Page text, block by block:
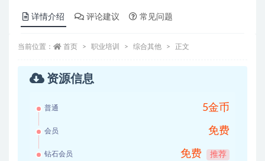
详情介绍 评论建议 常见问题
当前位置： 首页 职业培训 综合其他 正文
资源信息
普通 5金币
会员 免费
钻石会员 免费 推荐